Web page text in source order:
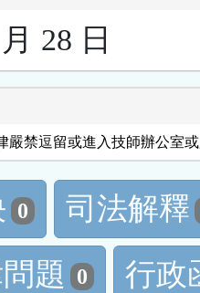
28 日
0
司法解釋
題 0
行政